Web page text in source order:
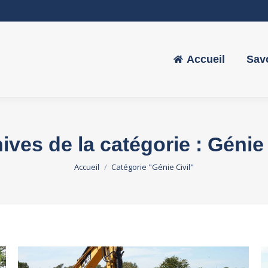
Accueil
de la catégorie :
Vous êtes ici :
Accueil Catégorie "Génie Civil"